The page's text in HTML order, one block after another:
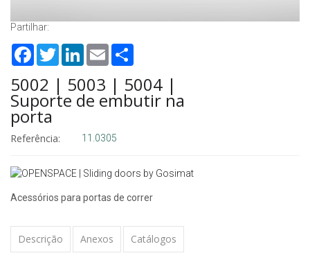
Partilhar:
FacebookTwitterLinkedInEmail
5002 | 5003 | 5004 |
Suporte de embutir na
porta
Referência: 11.0305
Acessórios para portas de correr
Descrição Anexos Catálogos